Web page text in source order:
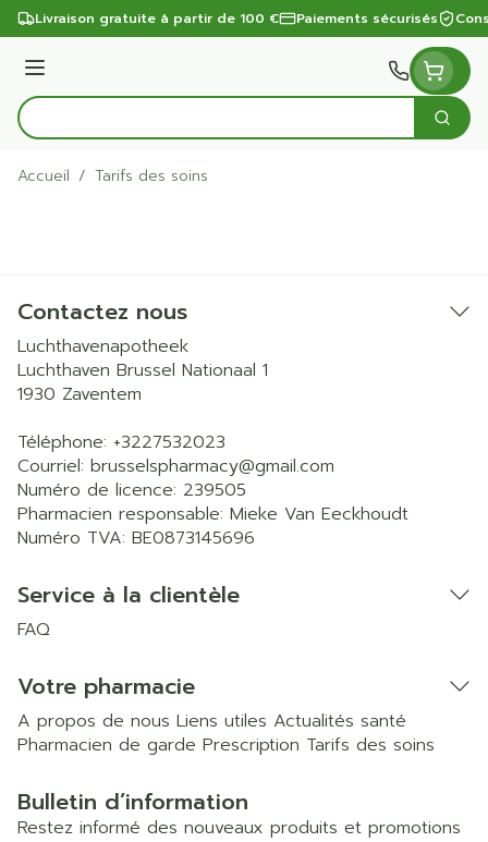
Aller au contenu
Livraison gratuite à partir de 100 € Paiements sécurisés
Menu
Rechercher
Accueil / Tarifs des soins
Contactez nous
Luchthavenapotheek
Luchthaven Brussel Nationaal 1
1930 Zaventem
Téléphone: +3227532023
Courriel: brusselspharmacy@gmail.com
Numéro de licence: 239505
Pharmacien responsable: Mieke Van Eeckhoudt
Numéro TVA: BE0873145696
Service à la clientèle
FAQ
Votre pharmacie
A propos de nous Liens utiles Actualités santé
Pharmacien de garde Prescription Tarifs des soins
Bulletin d’information
Restez informé des nouveaux produits et promotions